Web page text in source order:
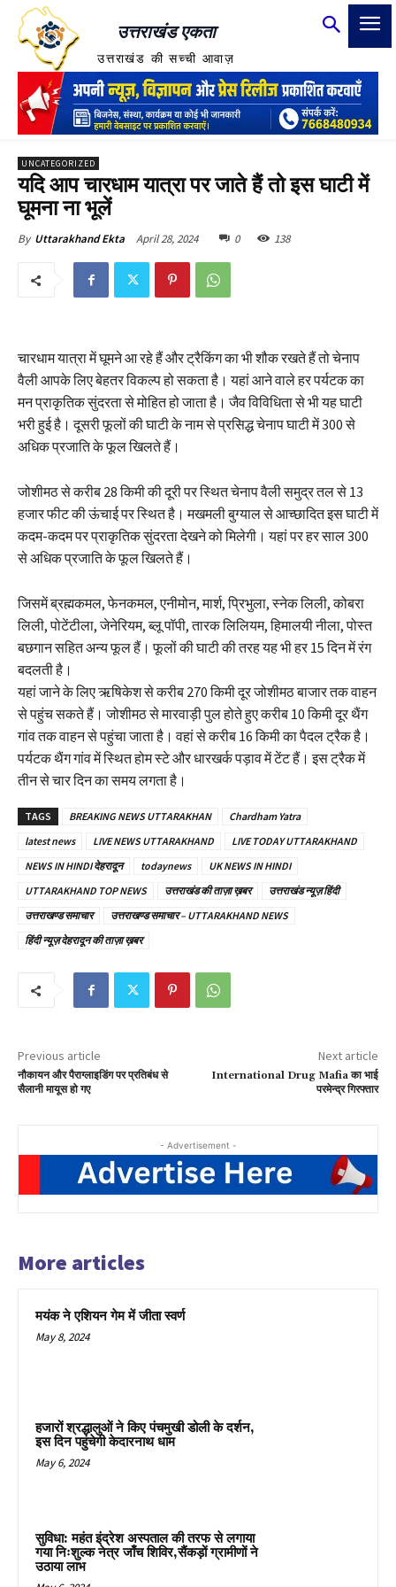
उत्तराखंड एकता
उत्तराखंड की सच्ची आवाज़
UNCATEGORIZED
यदि आप चारधाम यात्रा पर जाते हैं तो इस घाटी में
घूमना ना भूलें
By Uttarakhand Ekta April 28, 2024 0 138
चारधाम यात्रा में घूमने आ रहे हैं और ट्रैकिंग का भी शौक रखते हैं तो चेनाप
वैली आपके लिए बेहतर विकल्प हो सकता है। यहां आने वाले हर पर्यटक का
मन प्राकृतिक सुंदरता से मोहित हो जाता है। जैव विविधिता से भी यह घाटी
भरी हुई है। दूसरी फूलों की घाटी के नाम से प्रसिद्ध चेनाप घाटी में 300 से
अधिक प्रजाति के फूल खिलते हैं।
जोशीमठ से करीब 28 किमी की दूरी पर स्थित चेनाप वैली समुद्र तल से 13
हजार फीट की ऊंचाई पर स्थित है। मखमली बुग्याल से आच्छादित इस घाटी में
कदम-कदम पर प्राकृतिक सुंदरता देखने को मिलेगी। यहां पर हर साल 300
से अधिक प्रजाति के फूल खिलते हैं।
जिसमें ब्रह्मकमल, फेनकमल, एनीमोन, मार्श, प्रिभुला, स्नेक लिली, कोबरा
लिली, पोटेंटीला, जेनेरियम, ब्लू पॉपी, तारक लिलियम, हिमालयी नीला, पोस्त
बछगान सहित अन्य फूल हैं। फूलों की घाटी की तरह यह भी हर 15 दिन में रंग
बदलती है।
यहां जाने के लिए ऋषिकेश से करीब 270 किमी दूर जोशीमठ बाजार तक वाहन
से पहुंच सकते हैं। जोशीमठ से मारवाड़ी पुल होते हुए करीब 10 किमी दूर थैंग
गांव तक वाहन से पहुंचा जाता है। वहां से करीब 16 किमी का पैदल ट्रैक है।
पर्यटक थैंग गांव में स्थित होम स्टे और धारखर्क पड़ाव में टेंट हैं। इस ट्रैक में
तीन से चार दिन का समय लगता है।
TAGS BREAKING NEWS UTTARAKHAN
Chardham Yatra
latest news
LIVE NEWS UTTARAKHAND
LIVE TODAY UTTARAKHAND
NEWS IN HINDI देहरादून
todaynews
UK NEWS IN HINDI
UTTARAKHAND TOP NEWS
उत्तराखंड की ताज़ा ख़बर
उत्तराखंड न्यूज़ हिंदी
उत्तराखण्ड समाचार
उत्तराखण्ड समाचार – UTTARAKHAND NEWS
हिंदी न्यूज़ देहरादून की ताज़ा ख़बर
Previous article
नौकायन और पैराग्लाइडिंग पर प्रतिबंध से
सैलानी मायूस हो गए
Next article
International Drug Mafia का भाई
परमेन्द्र गिरफ्तार
- Advertisement -
More articles
मयंक ने एशियन गेम में जीता स्वर्ण
May 8, 2024
हजारों श्रद्धालुओं ने किए पंचमुखी डोली के दर्शन,
इस दिन पहुंचेगी केदारनाथ धाम
May 6, 2024
सुविधा: महंत इंद्रेश अस्पताल की तरफ से लगाया
गया निःशुल्क नेत्र जाँच शिविर,सैंकड़ों ग्रामीणों ने
उठाया लाभ